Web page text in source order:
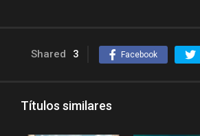
Shared 3 Facebook
Títulos similares